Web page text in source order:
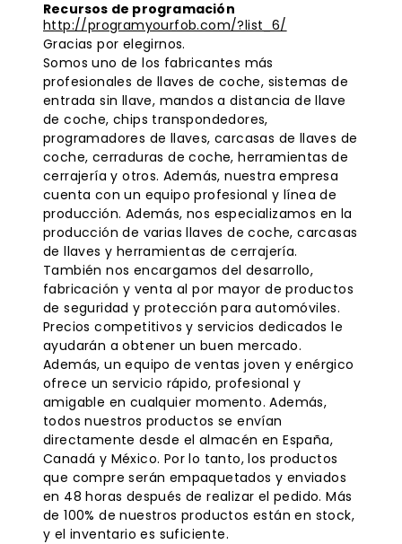
Recursos de programación
http://programyourfob.com/?list_6/
Gracias por elegirnos.
Somos uno de los fabricantes más
profesionales de llaves de coche, sistemas de
entrada sin llave, mandos a distancia de llave
de coche, chips transpondedores,
programadores de llaves, carcasas de llaves de
coche, cerraduras de coche, herramientas de
cerrajería y otros. Además, nuestra empresa
cuenta con un equipo profesional y línea de
producción. Además, nos especializamos en la
producción de varias llaves de coche, carcasas
de llaves y herramientas de cerrajería.
También nos encargamos del desarrollo,
fabricación y venta al por mayor de productos
de seguridad y protección para automóviles.
Precios competitivos y servicios dedicados le
ayudarán a obtener un buen mercado.
Además, un equipo de ventas joven y enérgico
ofrece un servicio rápido, profesional y
amigable en cualquier momento. Además,
todos nuestros productos se envían
directamente desde el almacén en España,
Canadá y México. Por lo tanto, los productos
que compre serán empaquetados y enviados
en 48 horas después de realizar el pedido. Más
de 100% de nuestros productos están en stock,
y el inventario es suficiente.